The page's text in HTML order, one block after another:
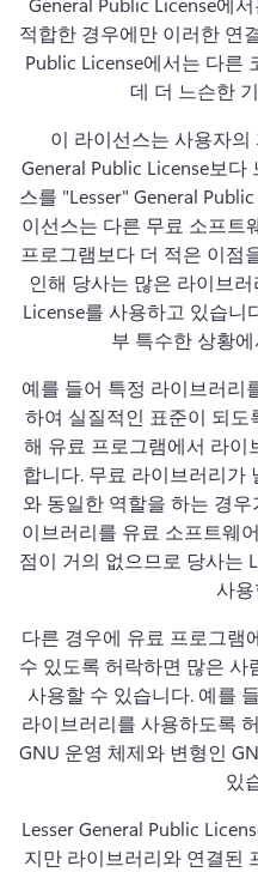
적합한 경우에만 이러한 연
Public License에서는 다른
데 더 느슨한
이 라이선스는 사용자
General Public License보
스를 "Lesser" General
이선스는 다른 무료 소프트
프로그램보다 더 적은 이점
인해 당사는 많은 라이브
License를 사용하고 있습니
부 특수한 상황
예를 들어 특정 라이브러리
하여 실질적인 표준이 되도
해 유료 프로그램에서 라
합니다. 무료 라이브러리가
와 동일한 역할을 하는 경
이브러리를 유료 소프트웨
점이 거의 없으므로 당사는
사
다른 경우에 유료 프로그램
수 있도록 허락하면 많은
사용할 수 있습니다. 예를
라이브러리를 사용하도록
GNU 운영 체제와 변형인
있
Lesser General Public
지만 라이브러리와 연결된